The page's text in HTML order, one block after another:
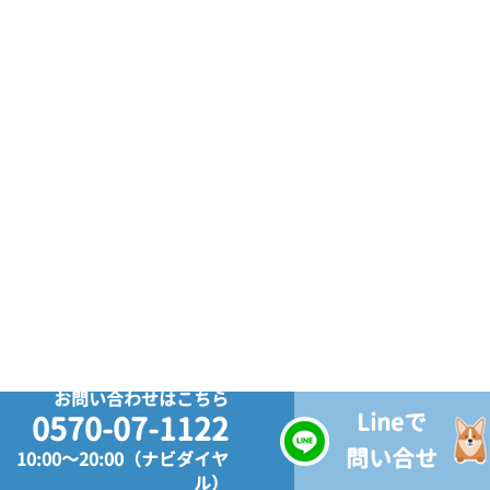
お問い合わせはこちら
0570-07-1122
10:00～20:00（ナビダイヤ
ル）
Lineで
問い合せ